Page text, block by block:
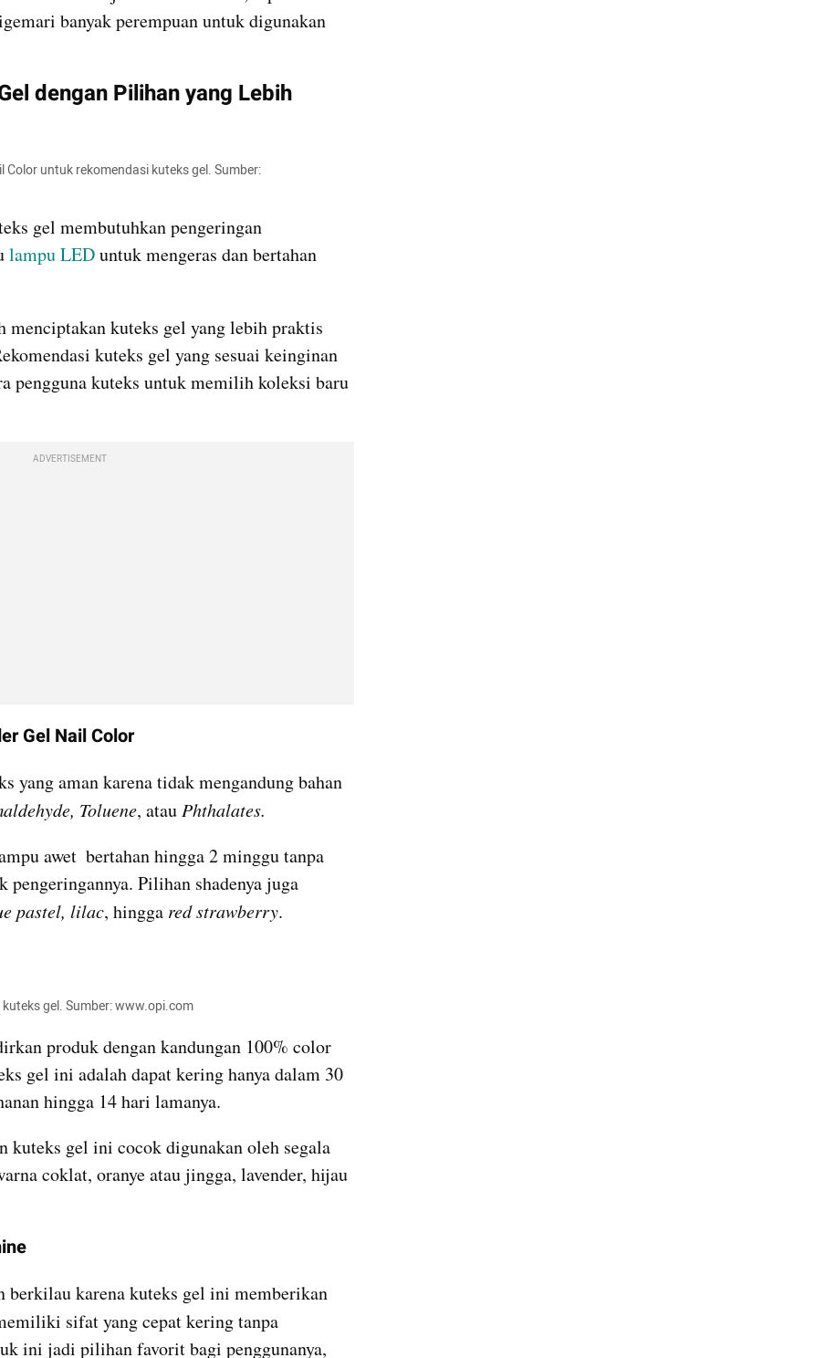
banyak perempuan untuk digunakan
dengan Pilihan yang Lebih
Color untuk rekomendasi kuteks gel. Sumber:
gel membutuhkan pengeringan
lampu LED untuk mengeras dan bertahan
menciptakan kuteks gel yang lebih praktis
kuteks gel yang sesuai keinginan
pengguna kuteks untuk memilih koleksi baru
ADVERTISEMENT
Gel Nail Color
yang aman karena tidak mengandung bahan
Toluene, atau Phthalates.
awet  bertahan hingga 2 minggu tanpa
Pilihan shadenya juga
pastel, lilac, hingga red strawberry.
gel. Sumber: www.opi.com
produk dengan kandungan 100% color
gel ini adalah dapat kering hanya dalam 30
hingga 14 hari lamanya.
kuteks gel ini cocok digunakan oleh segala
coklat, oranye atau jingga, lavender, hijau
berkilau karena kuteks gel ini memberikan
sifat yang cepat kering tanpa
ini jadi pilihan favorit bagi penggunanya,